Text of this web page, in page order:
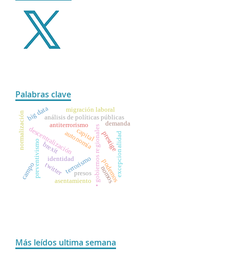
Palabras clave
autonomía
descentralización • gobiernos regionales
análisis de políticas públicas
prestige
antiterrorismo
excepcionalidad
normalización
preventivismo terrorismo
asentamiento
brexit
identidad
migración laboral
big data
twitter
demanda
podemos
presos
campo
capital
nomos
Más leídos ultima semana